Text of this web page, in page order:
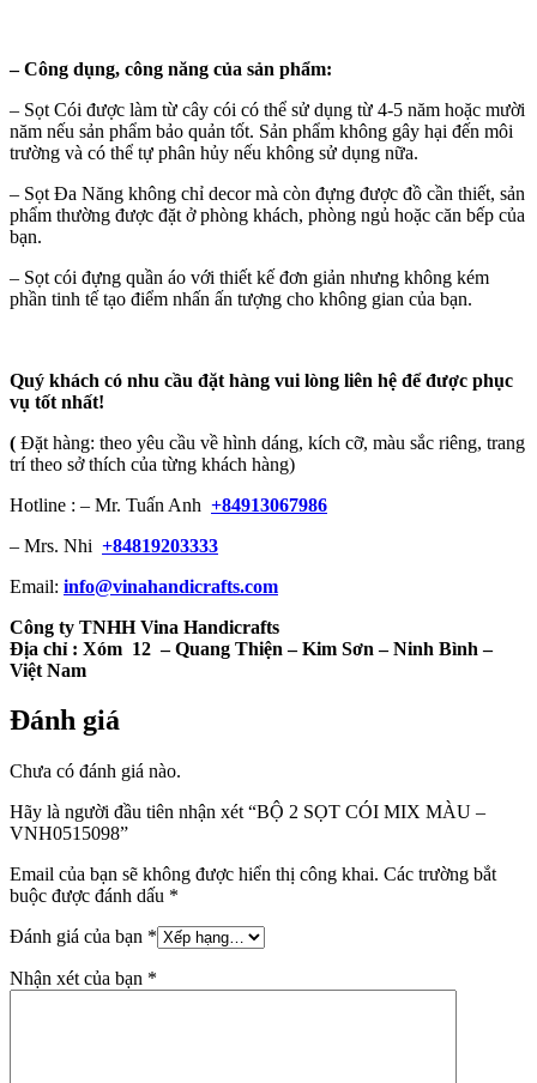
–Công dụng, công năng của sản phẩm:
– Sọt Cói được làm từ cây cói có thể sử dụng từ 4-5 năm hoặc mười
năm nếu sản phẩm bảo quản tốt. Sản phẩm không gây hại đến môi
trường và có thể tự phân hủy nếu không sử dụng nữa.
– Sọt Đa Năng không chỉ decor mà còn đựng được đồ cần thiết, sản
phẩm thường được đặt ở phòng khách, phòng ngủ hoặc căn bếp của
bạn.
– Sọt cói đựng quần áo với thiết kế đơn giản nhưng không kém
phần tinh tế tạo điểm nhấn ấn tượng cho không gian của bạn.
Quý khách có nhu cầu đặt hàng vui lòng liên hệ để được phục
vụ tốt nhất!
( Đặt hàng: theo yêu cầu về hình dáng, kích cỡ, màu sắc riêng, trang
trí theo sở thích của từng khách hàng)
Hotline : – Mr. Tuấn Anh +84913067986
– Mrs. Nhi +84819203333
Email: info@vinahandicrafts.com
Công ty TNHH Vina Handicrafts
Địa chỉ : Xóm 12 – Quang Thiện – Kim Sơn – Ninh Bình –
Việt Nam
Đánh giá
Chưa có đánh giá nào.
Hãy là người đầu tiên nhận xét “BỘ 2 SỌT CÓI MIX MÀU –
VNH0515098”
Email của bạn sẽ không được hiển thị công khai. Các trường bắt
buộc được đánh dấu *
Đánh giá của bạn *
Nhận xét của bạn *